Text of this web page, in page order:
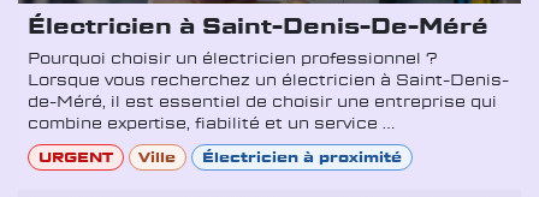
Électricien à Saint-Denis-De-Méré
Pourquoi choisir un électricien professionnel ?
Lorsque vous recherchez un électricien à Saint-Denis-
de-Méré, il est essentiel de choisir une entreprise qui
combine expertise, fiabilité et un service ...
URGENT Ville Électricien à proximité